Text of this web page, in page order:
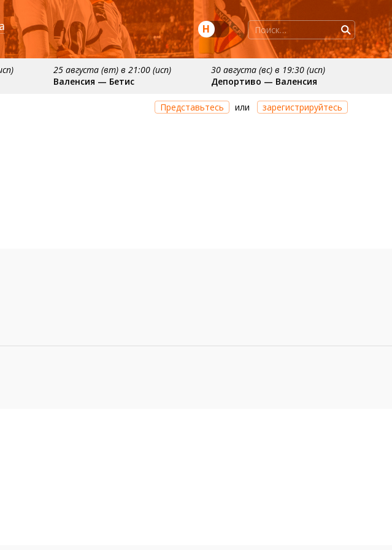
Н
25 августа (вт) в 21:00 (исп)
Валенсия — Бетис
30 августа (вс) в 19:30 (исп)
Депортиво — Валенсия
примерно 11 октября
Расинг — Валенсия
Представьтесь или зарегистрируйтесь